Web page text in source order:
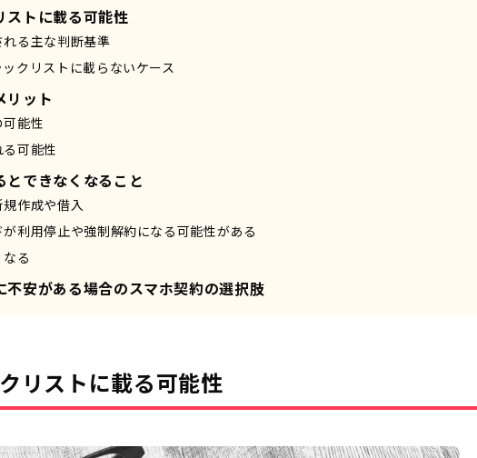
ストに載る可能性
る主な判断基準
クリストに載らないケース
リット
能性
可能性
とできなくなること
作成や借入
利用停止や強制解約になる可能性がある
る
不安がある場合のスマホ契約の選択肢
リストに載る可能性